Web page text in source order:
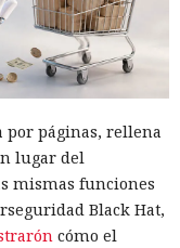
por páginas, rellena
lugar del
mismas funciones
Black Hat,
cómo el